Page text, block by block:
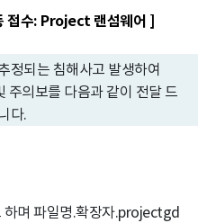
접수: Project 랜섬웨어 ]
정되는 침해사고 발생하여
주의보를 다음과 같이 전달 드
다.
며 파일명.확장자.projectgd